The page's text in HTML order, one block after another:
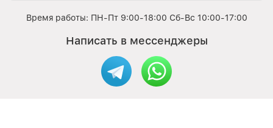
Время работы: ПН-Пт 9:00-18:00 Сб-Вс 10:00-17:00
Написать в мессенджеры